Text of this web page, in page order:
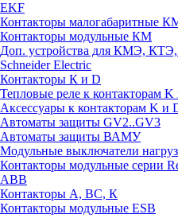
EKF
Контакторы малогабаритные
Контакторы модульные КМ
Доп. устройства для КМЭ,
Schneider Electric
Контакторы К и D
Тепловые реле к контакторам K
Аксессуары к контакторам K и
Автоматы защиты GV2..GV3
Автоматы защиты ВАМУ
Модульные выключатели
Контакторы модульные серии
ABB
Контакторы А, ВС, К
Контакторы модульные ESB